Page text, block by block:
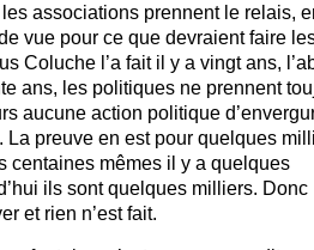
les associations prennent le relais,
vue pour ce que devraient faire
Coluche l’a fait il y a vingt ans,
ans, les politiques ne prennent
aucune action politique
La preuve en est pour quelques
centaines mêmes il y a quelques
ils sont quelques milliers. Donc
et rien n’est fait.